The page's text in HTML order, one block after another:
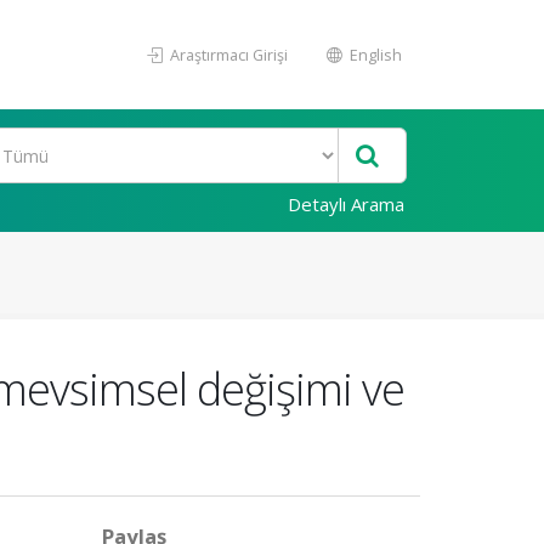
Araştırmacı Girişi English
Detaylı Arama
değişimi ve
Paylaş